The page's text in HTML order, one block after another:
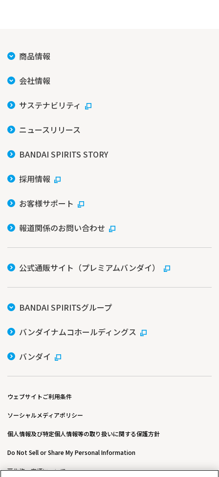
商品情報
会社情報
サステナビリティ
ニュースリリース
BANDAI SPIRITS STORY
採用情報
お客様サポート
報道関係のお問い合わせ
公式通販サイト（プレミアムバンダイ）
BANDAI SPIRITSグループ
バンダイナムコホールディングス
バンダイ
ウェブサイトご利用条件
ソーシャルメディアポリシー
個人情報及び特定個人情報等の取り扱いに関する保護方針
Do Not Sell or Share My Personal Information
著作権・商標について